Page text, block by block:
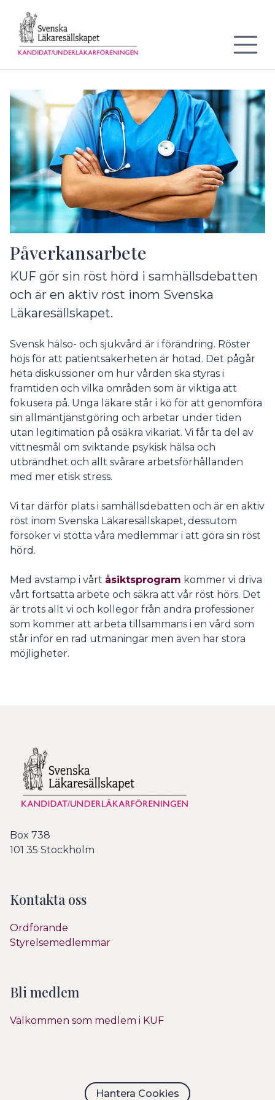
Påverkansarbete
KUF gör sin röst hörd i samhällsdebatten
och är en aktiv röst inom Svenska
Läkaresällskapet.
Svensk hälso- och sjukvård är i förändring. Röster
höjs för att patientsäkerheten är hotad. Det pågår
heta diskussioner om hur vården ska styras i
framtiden och vilka områden som är viktiga att
fokusera på. Unga läkare står i kö för att genomföra
sin allmäntjänstgöring och arbetar under tiden
utan legitimation på osäkra vikariat. Vi får ta del av
vittnesmål om sviktande psykisk hälsa och
utbrändhet och allt svårare arbetsförhållanden
med mer etisk stress.
Vi tar därför plats i samhällsdebatten och är en aktiv
röst inom Svenska Läkaresällskapet, dessutom
försöker vi stötta våra medlemmar i att göra sin röst
hörd.
Med avstamp i vårt åsiktsprogram kommer vi driva
vårt fortsatta arbete och säkra att vår röst hörs. Det
är trots allt vi och kollegor från andra professioner
som kommer att arbeta tillsammans i en vård som
står inför en rad utmaningar men även har stora
möjligheter.
Box 738
101 35 Stockholm
Kontakta oss
Ordförande
Styrelsemedlemmar
Bli medlem
Välkommen som medlem i KUF
Hantera Cookies